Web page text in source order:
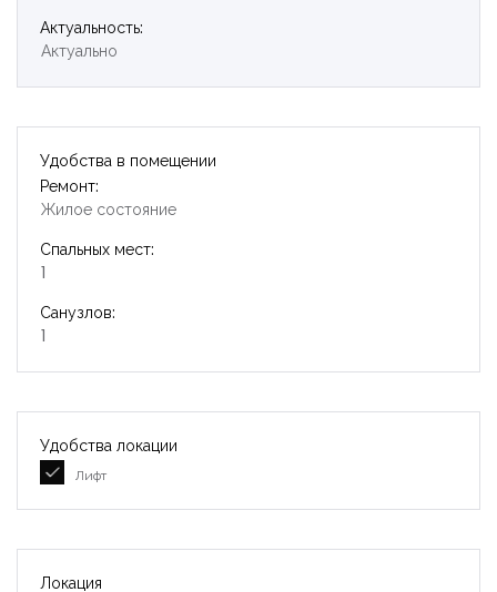
Актуальность:
Актуально
Удобства в помещении
Ремонт:
Жилое состояние
Спальных мест:
1
Санузлов:
1
Удобства локации
Лифт
Локация